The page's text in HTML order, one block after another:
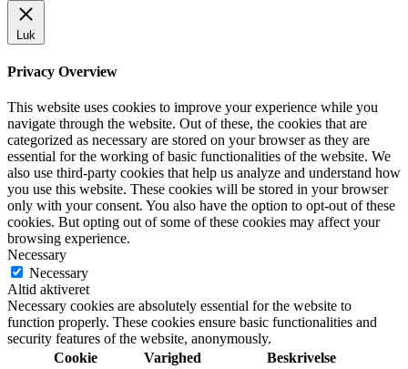
Luk
Privacy Overview
This website uses cookies to improve your experience while you
navigate through the website. Out of these, the cookies that are
categorized as necessary are stored on your browser as they are
essential for the working of basic functionalities of the website. We
also use third-party cookies that help us analyze and understand how
you use this website. These cookies will be stored in your browser
only with your consent. You also have the option to opt-out of these
cookies. But opting out of some of these cookies may affect your
browsing experience.
Necessary
Necessary
Altid aktiveret
Necessary cookies are absolutely essential for the website to
function properly. These cookies ensure basic functionalities and
security features of the website, anonymously.
Cookie
Varighed Beskrivelse